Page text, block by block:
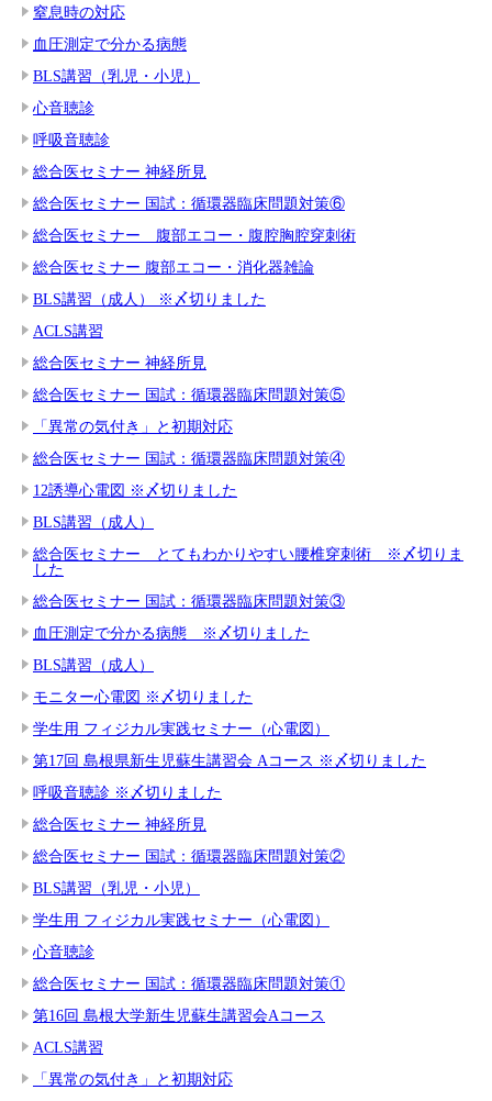
窒息時の対応
血圧測定で分かる病態
BLS講習（乳児・小児）
心音聴診
呼吸音聴診
総合医セミナー 神経所見
総合医セミナー 国試：循環器臨床問題対策⑥
総合医セミナー 腹部エコー・腹腔胸腔穿刺術
総合医セミナー 腹部エコー・消化器雑論
BLS講習（成人） ※〆切りました
ACLS講習
総合医セミナー 神経所見
総合医セミナー 国試：循環器臨床問題対策⑤
「異常の気付き」と初期対応
総合医セミナー 国試：循環器臨床問題対策④
12誘導心電図 ※〆切りました
BLS講習（成人）
総合医セミナー とてもわかりやすい腰椎穿刺術 ※〆切りま
した
総合医セミナー 国試：循環器臨床問題対策③
血圧測定で分かる病態 ※〆切りました
BLS講習（成人）
モニター心電図 ※〆切りました
学生用 フィジカル実践セミナー（心電図）
第17回 島根県新生児蘇生講習会 Aコース ※〆切りました
呼吸音聴診 ※〆切りました
総合医セミナー 神経所見
総合医セミナー 国試：循環器臨床問題対策②
BLS講習（乳児・小児）
学生用 フィジカル実践セミナー（心電図）
心音聴診
総合医セミナー 国試：循環器臨床問題対策①
第16回 島根大学新生児蘇生講習会Aコース
ACLS講習
「異常の気付き」と初期対応